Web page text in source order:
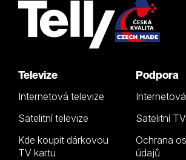
Televize
Internetová televize
Satelitní televize
Kde koupit dárkovou
TV kartu
Podpora
Satelitní TV
Ochrana
údajů